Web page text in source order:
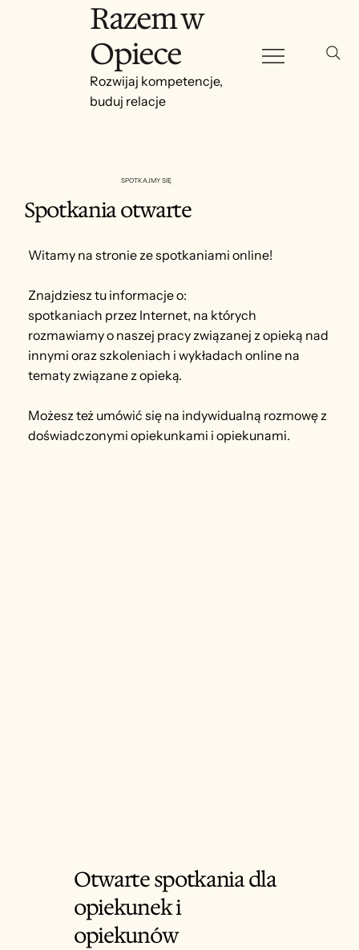
Razem w
Opiece
Rozwijaj kompetencje,
buduj relacje
SPOTKAJMY SIĘ
Spotkania otwarte
Witamy na stronie ze spotkaniami online!
Znajdziesz tu informacje o:
spotkaniach przez Internet, na których
rozmawiamy o naszej pracy związanej z opieką nad
innymi oraz szkoleniach i wykładach online na
tematy związane z opieką.
Możesz też umówić się na indywidualną rozmowę z
doświadczonymi opiekunkami i opiekunami.
Otwarte spotkania dla
opiekunek i
opiekunów